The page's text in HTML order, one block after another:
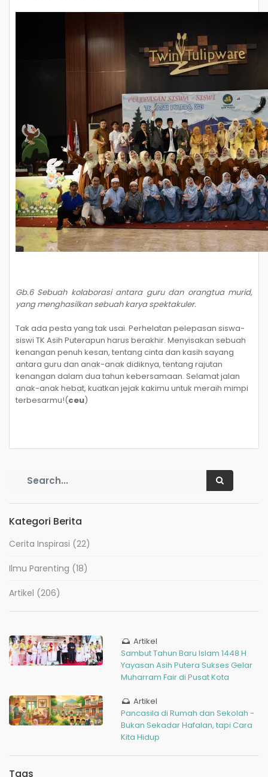
Gb.6 Sebuah kolaborasi antara guru dan orangtua murid,
yang menghasilkan sebuah karya spektakuler.
Tak ada pesta yang tak usai. Perhelatan pelepasan siswa-
siswi TK Asih Puterapun harus berakhir. Menyisakan sebuah
kenangan penuh kesan, tentang cinta dan kasih sayang
antara guru dan anak-anak didiknya, tentang rajutan
kenangan dalam dua tahun kebersamaan. Selamat jalan
anak-anak hebat, kuatkan jejak kakimu untuk meraih mimpi
terbesarmu!(ceu)
Kategori Berita
Cerita Inspirasi (22)
Ilmu Parenting (18)
Artikel (206)
Artikel
Sambut Tahun Baru Islam 1448 H
Yayasan Asih Putera Sukses Gelar
Muharram Fair di Pusat Kota
Artikel
Pancasila di Rumah dan Sekolah -
Bukan Sekadar Hafalan, tapi Cara
Kita Hidup
Tags